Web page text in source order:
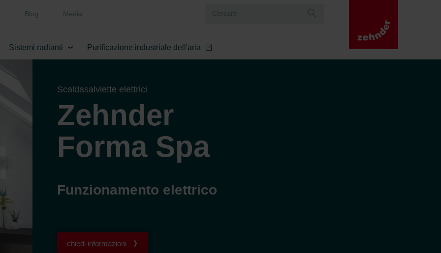
Blog Media
Sistemi radianti Purificazione industriale dell'aria
Scaldasalviette elettrici
Zehnder
Forma Spa
Funzionamento elettrico
chiedi informazioni